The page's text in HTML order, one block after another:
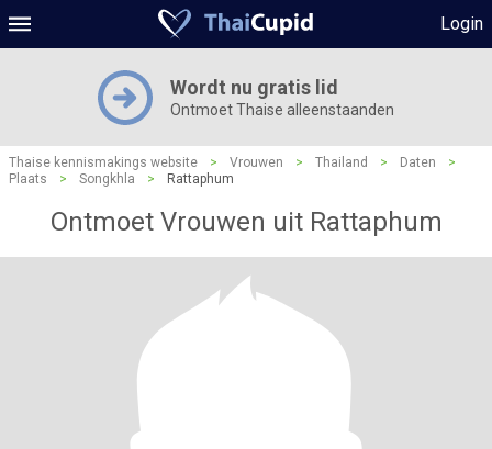
Login
Wordt nu gratis lid
Ontmoet Thaise alleenstaanden
Thaise kennismakings website > Vrouwen > Thailand > Daten
>
Plaats
> Songkhla > Rattaphum
Ontmoet Vrouwen uit Rattaphum